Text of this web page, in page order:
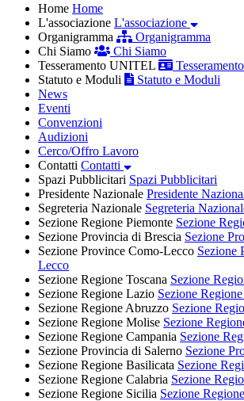
Home Home
L'associazione L'associazione
Organigramma
Organigramma
Chi Siamo
Chi Siamo
Tesseramento UNITEL
Statuto e Moduli
Statuto e Moduli
News
Eventi
Convenzioni
Audizioni
Cerco/Offro Lavoro
Contatti Contatti
Spazi Pubblicitari Spazi Pubblicitari
Presidente Nazionale Presidente
Segreteria Nazionale Segreteria
Sezione Regione Piemonte Sezione
Sezione Provincia di Brescia Sezione
Sezione Province Como-Lecco Sezione
Lecco
Sezione Regione Toscana Sezione
Sezione Regione Lazio Sezione
Sezione Regione Abruzzo Sezione
Sezione Regione Molise Sezione
Sezione Regione Campania Sezione
Sezione Provincia di Salerno Sezione
Sezione Regione Basilicata Sezione
Sezione Regione Calabria Sezione
Sezione Regione Sicilia Sezione